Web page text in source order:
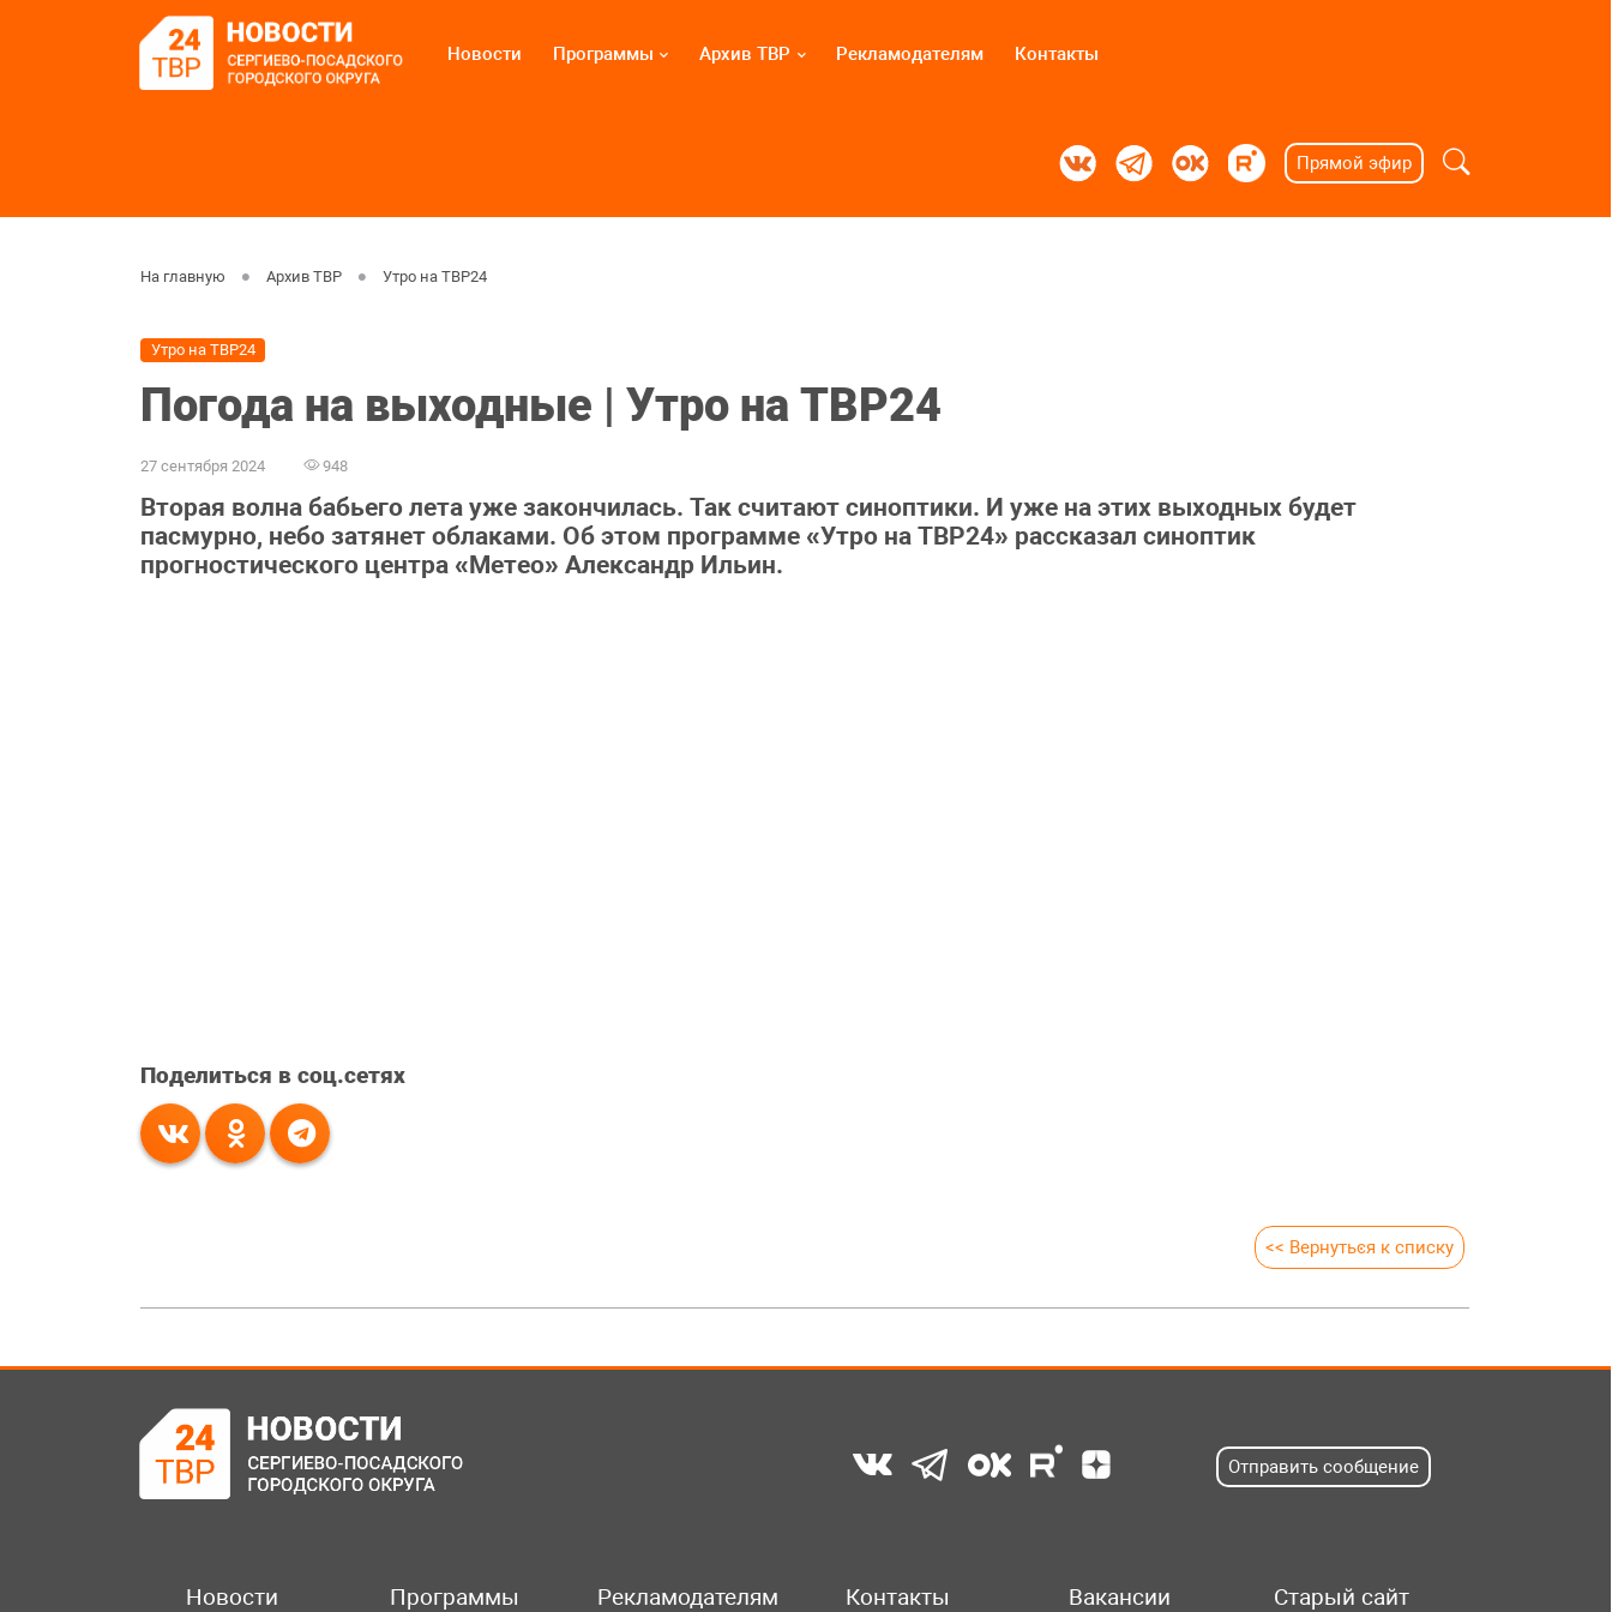
Новости Программы Архив ТВР Рекламодателям Контакты
Прямой эфир
На главную Архив ТВР Утро на ТВР24
Утро на ТВР24
Погода на выходные | Утро на ТВР24
27 сентября 2024 948
Вторая волна бабьего лета уже закончилась. Так считают синоптики. И уже на этих выходных будет
пасмурно, небо затянет облаками. Об этом программе «Утро на ТВР24» рассказал синоптик
прогностического центра «Метео» Александр Ильин.
Поделиться в соц.сетях
<< Вернуться к списку
Отправить сообщение
Новости Программы Рекламодателям Контакты Вакансии Старый сайт